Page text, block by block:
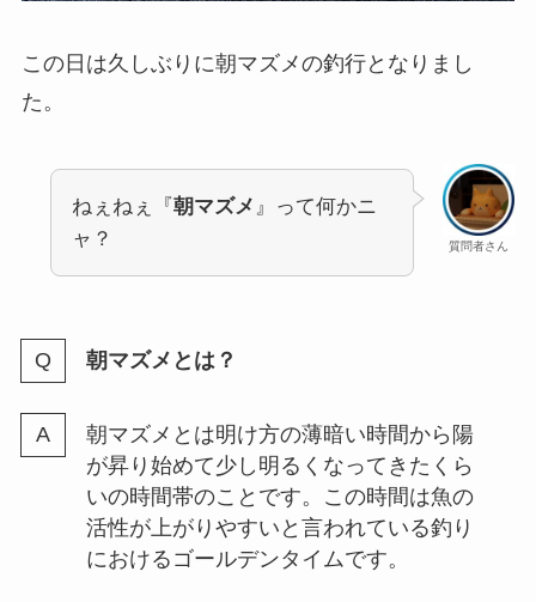
この日は久しぶりに朝マズメの釣行となりまし
た。
質問者さん
ねぇねぇ『朝マズメ 』って何かニ
ャ？
朝マズメとは？
朝マズメとは明け方の薄暗い時間から陽
が昇り始めて少し明るくなってきたくら
いの時間帯のことです。この時間は魚の
活性が上がりやすいと言われている釣り
におけるゴールデンタイムです。